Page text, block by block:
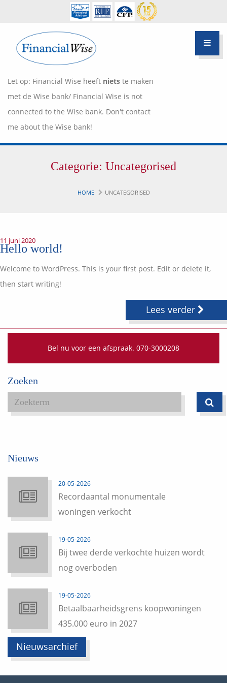
Let op: Financial Wise heeft niets te maken
met de Wise bank/ Financial Wise is not
connected to the Wise bank. Don't contact
me about the Wise bank!
Samenwerkende partners
Expats services
Onderhoudsabonnementen
Klanten over
Hypotheek Advies
Inloggen Klantportaal
Categorie: Uncategorised
HOME UNCATEGORISED
11 juni 2020
Hello world!
Welcome to WordPress. This is your first post. Edit or delete it,
then start writing!
Lees verder
Bel nu voor een afspraak. 070-3000208
Zoeken
Nieuws
20-05-2026
Recordaantal monumentale
woningen verkocht
19-05-2026
Bij twee derde verkochte huizen wordt
nog overboden
19-05-2026
Betaalbaarheidsgrens koopwoningen
435.000 euro in 2027
Nieuwsarchief